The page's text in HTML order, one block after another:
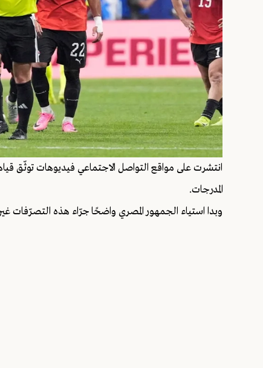
انتشرت على مواقع التواصل الاجتماعي فيديوهات توثّق
المدرجات.
وبدا استياء الجمهور المصري واضحًا جرّاء هذه التصرّفات